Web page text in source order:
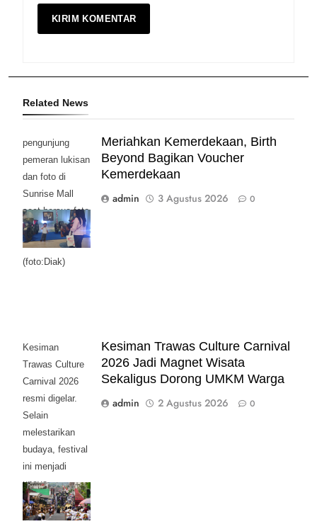
Related News
pengunjung
pemeran lukisan
dan foto di
Sunrise Mall
saat bersua foto
bersama Moge
Klasik.
(foto:Diak)
Meriahkan Kemerdekaan, Birth
Beyond Bagikan Voucher
Kemerdekaan
admin
3 Agustus 2026 0
Kesiman
Trawas Culture
Carnival 2026
resmi digelar.
Selain
melestarikan
budaya, festival
ini menjadi
upaya
menggerakkan
UMKM dan
Kesiman Trawas Culture Carnival
2026 Jadi Magnet Wisata
Sekaligus Dorong UMKM Warga
admin
2 Agustus 2026 0